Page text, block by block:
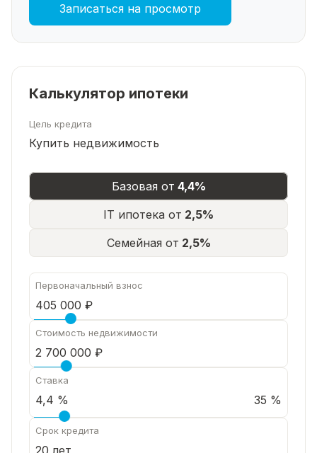
Записаться на просмотр
Калькулятор ипотеки
Цель кредита
Купить недвижимость
Базовая от 4,4%
IT ипотека от 2,5%
Семейная от 2,5%
Первоначальный взнос
Стоимость недвижимости
Ставка
35 %
Срок кредита